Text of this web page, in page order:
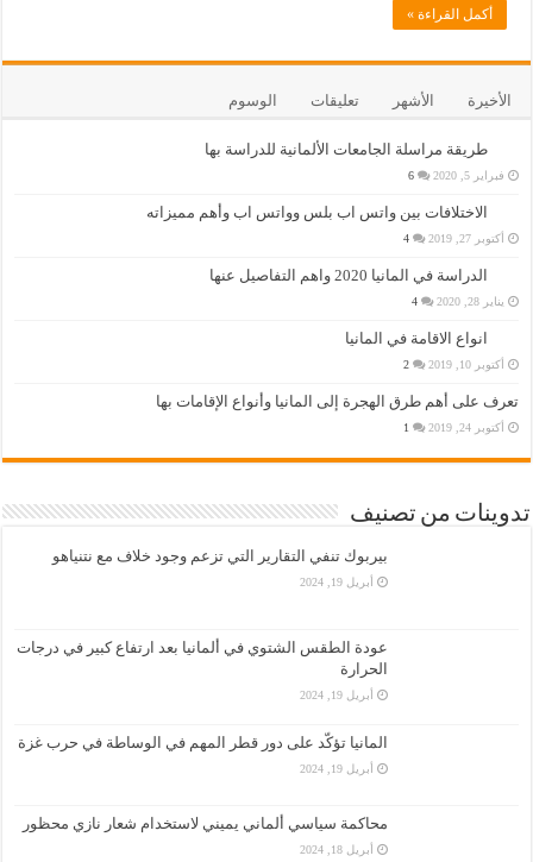
أكمل القراءة »
الأخيرة الأشهر تعليقات الوسوم
طريقة مراسلة الجامعات الألمانية للدراسة بها
فبراير 5, 2020 6
الاختلافات بين واتس اب بلس وواتس اب وأهم مميزاته
أكتوبر 27, 2019 4
الدراسة في المانيا 2020 واهم التفاصيل عنها
يناير 28, 2020 4
انواع الاقامة في المانيا
أكتوبر 10, 2019 2
تعرف على أهم طرق الهجرة إلى المانيا وأنواع الإقامات بها
أكتوبر 24, 2019 1
تدوينات من تصنيف
بيربوك تنفي التقارير التي تزعم وجود خلاف مع نتنياهو
أبريل 19, 2024
عودة الطقس الشتوي في ألمانيا بعد ارتفاع كبير في درجات
الحرارة
أبريل 19, 2024
المانيا تؤكّد على دور قطر المهم في الوساطة في حرب غزة
أبريل 19, 2024
محاكمة سياسي ألماني يميني لاستخدام شعار نازي محظور
أبريل 18, 2024